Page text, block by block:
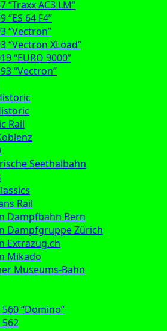
“Traxx AC3 LM”
“ES 64 F4”
“Vectron”
“Vectron XLoad”
“EURO 9000”
“Vectron”
Rail
Seethalbahn
Rail
Dampfbahn Bern
Dampfgruppe Zürich
Extrazug.ch
Mikado
Museums-Bahn
560 “Domino”
562